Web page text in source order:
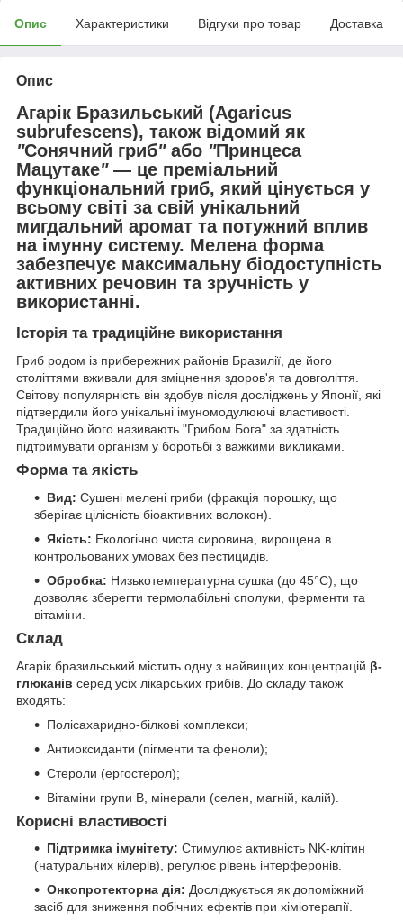
Опис Характеристики Відгуки про товар Доставка
Опис
Агарік Бразильський (Agaricus
subrufescens), також відомий як
"Сонячний гриб"або "Принцеса
Мацутаке"— це преміальний
функціональний гриб, який цінується у
всьому світі за свій унікальний
мигдальний аромат та потужний вплив
на імунну систему. Мелена форма
забезпечує максимальну біодоступність
активних речовин та зручність у
використанні.
Історія та традиційне використання
Гриб родом із прибережних районів Бразилії, де його
століттями вживали для зміцнення здоров'я та довголіття.
Світову популярність він здобув після досліджень у Японії, які
підтвердили його унікальні імуномодулюючі властивості.
Традиційно його називають "Грибом Бога" за здатність
підтримувати організм у боротьбі з важкими викликами.
Форма та якість
Вид: Сушені мелені гриби (фракція порошку, що
зберігає цілісність біоактивних волокон).
Якість: Екологічно чиста сировина, вирощена в
контрольованих умовах без пестицидів.
Обробка: Низькотемпературна сушка (до 45°C), що
дозволяє зберегти термолабільні сполуки, ферменти та
вітаміни.
Склад
Агарік бразильський містить одну з найвищих концентрацій β-
глюканів серед усіх лікарських грибів. До складу також
входять:
Полісахаридно-білкові комплекси;
Антиоксиданти (пігменти та феноли);
Стероли (ергостерол);
Вітаміни групи B, мінерали (селен, магній, калій).
Корисні властивості
Підтримка імунітету: Стимулює активність NK-клітин
(натуральних кілерів), регулює рівень інтерферонів.
Онкопротекторна дія: Досліджується як допоміжний
засіб для зниження побічних ефектів при хіміотерапії.